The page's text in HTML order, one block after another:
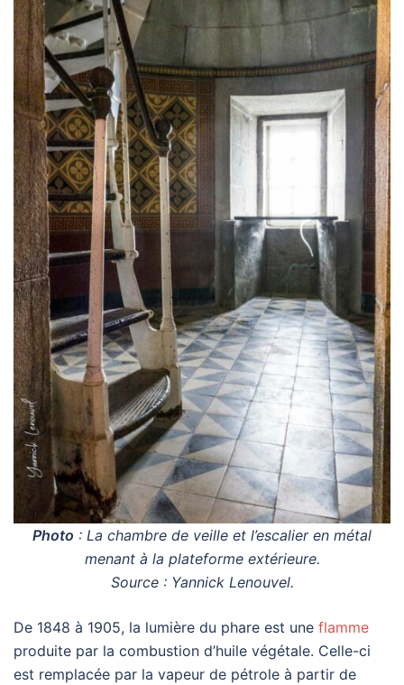
Photo : La chambre de veille et l’escalier en métal
menant à la plateforme extérieure.
Source : Yannick Lenouvel.
De 1848 à 1905, la lumière du phare est une flamme
produite par la combustion d’huile végétale. Celle-ci
est remplacée par la vapeur de pétrole à partir de